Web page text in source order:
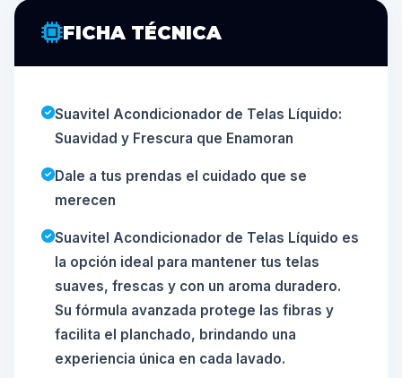
FICHA TÉCNICA
Suavitel Acondicionador de Telas Líquido:
Suavidad y Frescura que Enamoran
Dale a tus prendas el cuidado que se
merecen
Suavitel Acondicionador de Telas Líquido es
la opción ideal para mantener tus telas
suaves, frescas y con un aroma duradero.
Su fórmula avanzada protege las fibras y
facilita el planchado, brindando una
experiencia única en cada lavado.